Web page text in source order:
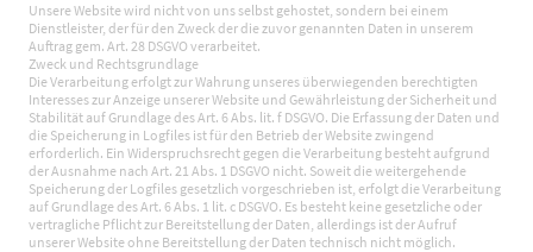
Unsere Website wird nicht von uns selbst gehostet, sondern bei einem
Dienstleister, der für den Zweck der die zuvor genannten Daten in unserem
Auftrag gem. Art. 28 DSGVO verarbeitet.
Zweck und Rechtsgrundlage
Die Verarbeitung erfolgt zur Wahrung unseres überwiegenden berechtigten
Interesses zur Anzeige unserer Website und Gewährleistung der Sicherheit und
Stabilität auf Grundlage des Art. 6 Abs. lit. f DSGVO. Die Erfassung der Daten und
die Speicherung in Logfiles ist für den Betrieb der Website zwingend
erforderlich. Ein Widerspruchsrecht gegen die Verarbeitung besteht aufgrund
der Ausnahme nach Art. 21 Abs. 1 DSGVO nicht. Soweit die weitergehende
Speicherung der Logfiles gesetzlich vorgeschrieben ist, erfolgt die Verarbeitung
auf Grundlage des Art. 6 Abs. 1 lit. c DSGVO. Es besteht keine gesetzliche oder
vertragliche Pflicht zur Bereitstellung der Daten, allerdings ist der Aufruf
unserer Website ohne Bereitstellung der Daten technisch nicht möglich.